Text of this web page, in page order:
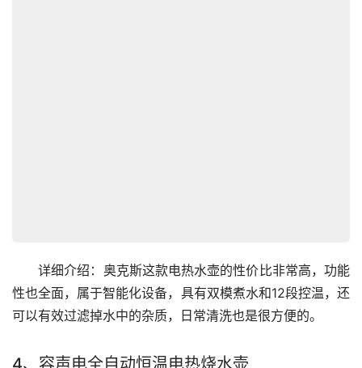
详细介绍：奥克斯这款电热水壶的性价比非常高，功能
性也全面，属于智能化设备，具有双模煮水和12段控温，还
可以有效过滤掉水中的杂质，日常清洗也是很方便的。
4、容声电全自动恒温电热烧水壶